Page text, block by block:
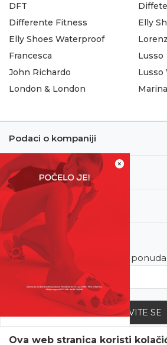
×
SVE UPOLA CIJENE!
DFT
Differente Fitness
Elly
Elly Shoes Waterproof
Francesca
John Richardo
London & London
Lusso
Lusso
Podaci o kompaniji
Informacije
Korisnički servis
Newsletter
Budite u toku sa najnovijim
PRIJAVITE SE
Ova web stranica koristi